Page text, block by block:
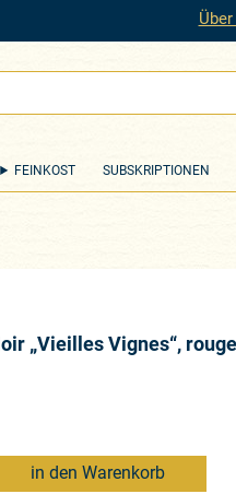
FEINKOST SUBSKRIPTIONEN
„Vieilles Vignes“,
in den Warenkorb